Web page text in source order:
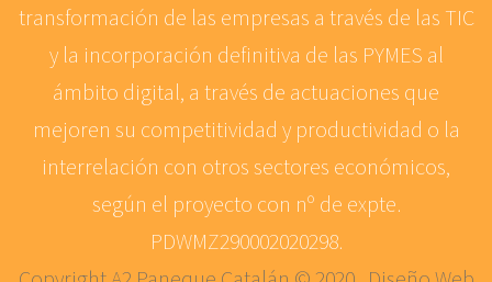
transformación de las empresas a través de las TIC
y la incorporación definitiva de las PYMES al
ámbito digital, a través de actuaciones que
mejoren su competitividad y productividad o la
interrelación con otros sectores económicos,
según el proyecto con nº de expte.
PDWMZ290002020298.